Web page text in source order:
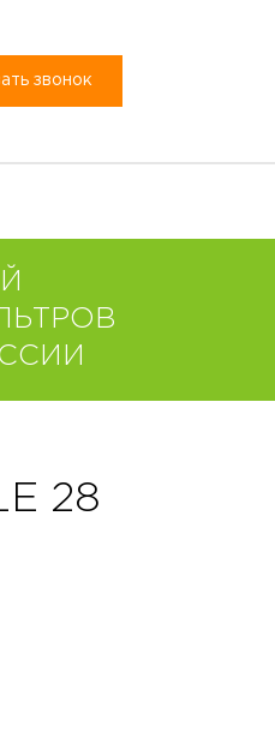
Заказать звонок
28